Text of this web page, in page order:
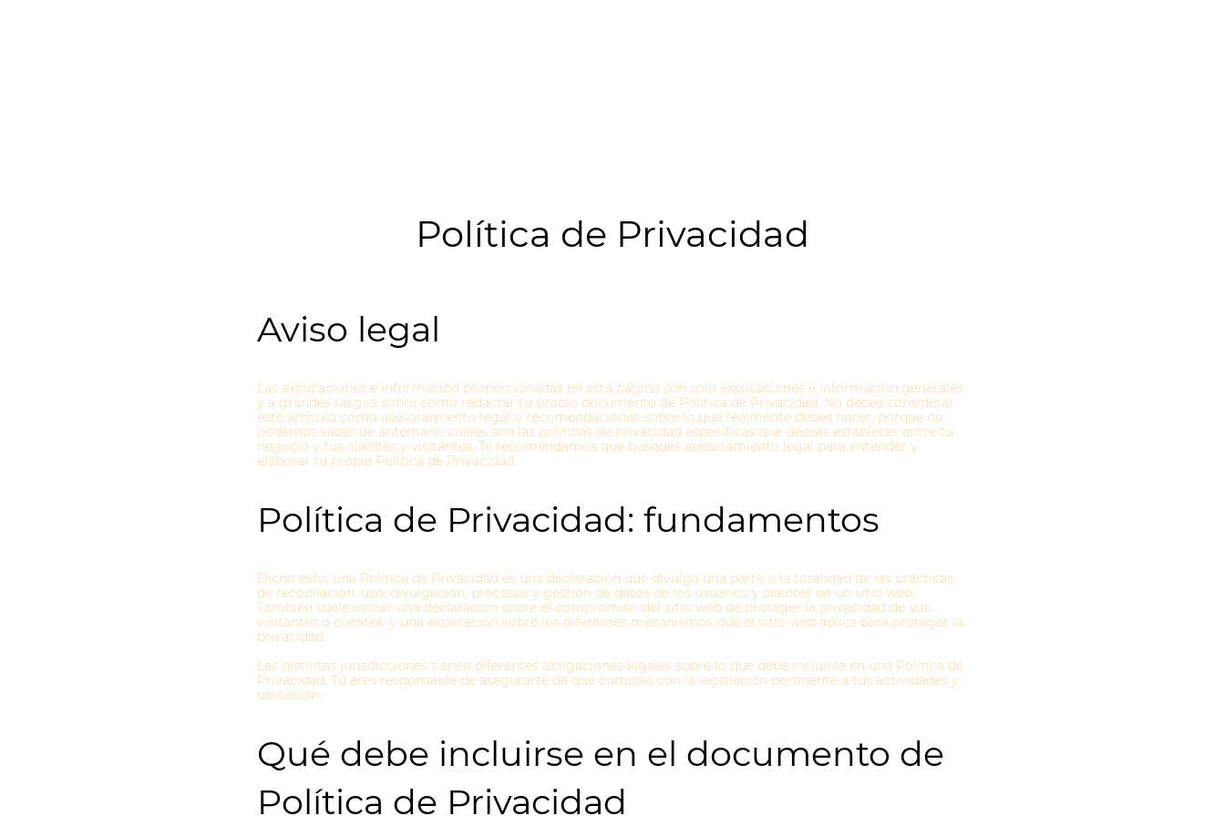
Política de Privacidad
Aviso legal
Las explicaciones e información proporcionadas en esta página son solo explicaciones e información generales
y a grandes rasgos sobre cómo redactar tu propio documento de Política de Privacidad. No debes considerar
este artículo como asesoramiento legal o recomendaciones sobre lo que realmente debes hacer, porque no
podemos saber de antemano cuáles son las políticas de privacidad específicas que deseas establecer entre tu
negocio y tus clientes y visitantes. Te recomendamos que busques asesoramiento legal para entender y
elaborar tu propia Política de Privacidad.
Política de Privacidad: fundamentos
Dicho esto, una Política de Privacidad es una declaración que divulga una parte o la totalidad de las prácticas
de recopilación, uso, divulgación, procesos y gestión de datos de los usuarios y clientes de un sitio web.
También suele incluir una declaración sobre el compromiso del sitio web de proteger la privacidad de sus
visitantes o clientes, y una explicación sobre los diferentes mecanismos que el sitio web aplica para proteger la
privacidad.
Las distintas jurisdicciones tienen diferentes obligaciones legales sobre lo que debe incluirse en una Política de
Privacidad. Tú eres responsable de asegurarte de que cumples con la legislación pertinente a tus actividades y
ubicación.
Qué debe incluirse en el documento de
Política de Privacidad